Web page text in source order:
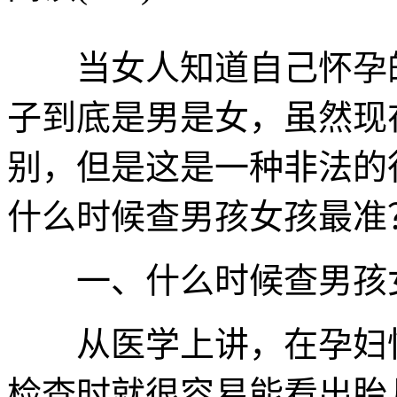
当女人知道自己怀孕
子到底是男是女，虽然
别，但是这是一种非法
什么时候查男孩女孩最
一、什么时候查男孩
从医学上讲，在孕妇